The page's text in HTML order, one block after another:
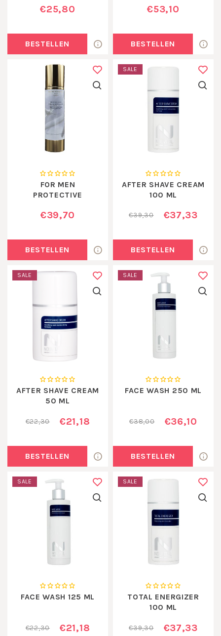
€25,80
BESTELLEN
€53,10
BESTELLEN
FOR MEN
PROTECTIVE
€39,70
BESTELLEN
SALE
AFTER SHAVE CREAM
100 ML
€39,30 €37,33
BESTELLEN
SALE
AFTER SHAVE CREAM
50 ML
€22,30 €21,18
BESTELLEN
SALE
FACE WASH 250 ML
€38,00 €36,10
BESTELLEN
SALE
FACE WASH 125 ML
€22,30 €21,18
SALE
TOTAL ENERGIZER
100 ML
€39,30 €37,33